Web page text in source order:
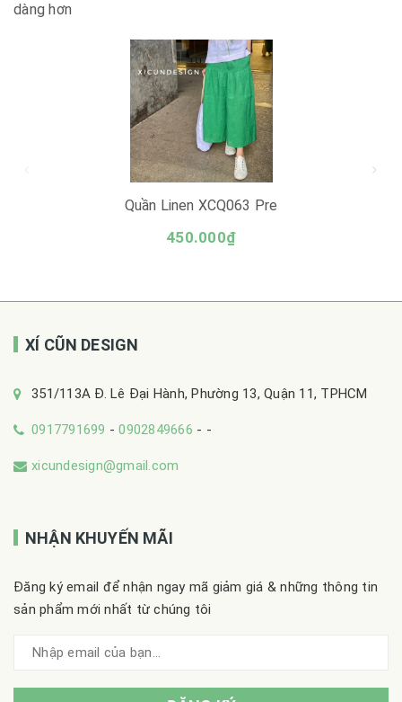
dàng hơn
Quần Linen XCQ063 Pre
450.000₫
XÍ CŨN DESIGN
351/113A Đ. Lê Đại Hành, Phường 13, Quận 11, TPHCM
0917791699 -0902849666 - -
xicundesign@gmail.com
NHẬN KHUYẾN MÃI
Đăng ký email để nhận ngay mã giảm giá & những thông tin
sản phẩm mới nhất từ chúng tôi